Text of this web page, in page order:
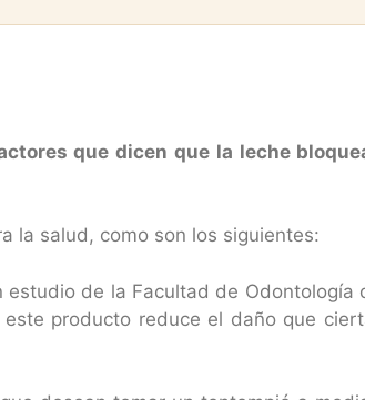
que dicen que la leche
la salud, como son los siguientes:
de la Facultad de Odontología
producto reduce el daño que